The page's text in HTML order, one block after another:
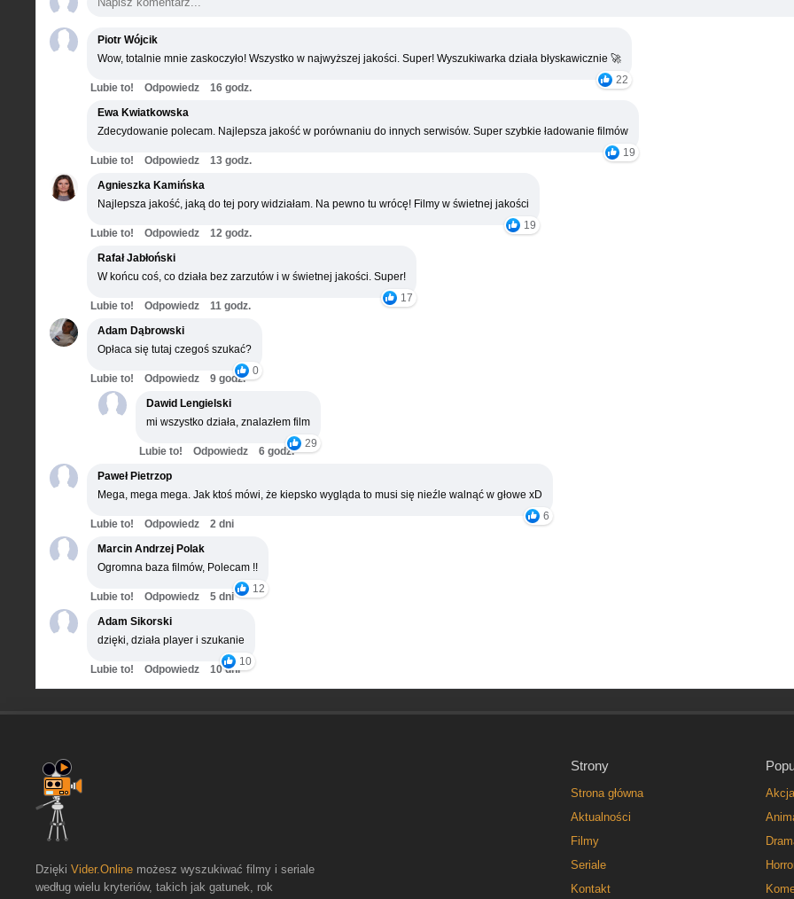
Piotr Wójcik
Wow, totalnie mnie zaskoczyło! Wszystko w najwyższej jakości. Super! Wyszukiwarka działa błyskawicznie 🚀
22
Lubie to! Odpowiedz
16 godz.
Ewa Kwiatkowska
Zdecydowanie polecam. Najlepsza jakość w porównaniu do innych serwisów. Super szybkie ładowanie filmów
19
Lubie to! Odpowiedz
13 godz.
Agnieszka Kamińska
Najlepsza jakość, jaką do tej pory widziałam. Na pewno tu wrócę! Filmy w świetnej jakości
19
Lubie to! Odpowiedz
12 godz.
Rafał Jabłoński
W końcu coś, co działa bez zarzutów i w świetnej jakości. Super!
17
Lubie to! Odpowiedz
11 godz.
Adam Dąbrowski
Opłaca się tutaj czegoś szukać?
0
Lubie to! Odpowiedz
9 godz.
Dawid Lengielski
mi wszystko działa, znalazłem film
29
Lubie to! Odpowiedz
6 godz.
Paweł Pietrzop
Mega, mega mega. Jak ktoś mówi, że kiepsko wygląda to musi się nieźle walnąć w głowe xD
6
Lubie to! Odpowiedz
2 dni
Marcin Andrzej Polak
Ogromna baza filmów, Polecam !!
12
Lubie to! Odpowiedz
5 dni
Adam Sikorski
dzięki, działa player i szukanie
10
Lubie to! Odpowiedz 10 dni
Strony
Strona główna
Aktualności
Filmy
Seriale
Kontakt
Akcja
Dzięki Vider.Online możesz wyszukiwać filmy i seriale
według wielu kryteriów, takich jak gatunek, rok